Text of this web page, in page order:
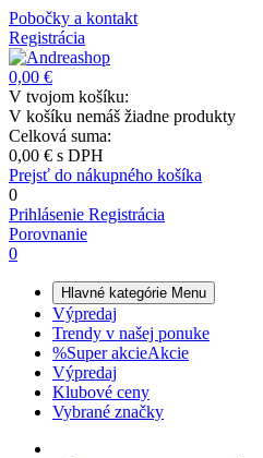
Pobočky a kontakt
Registrácia
0,00 €
V tvojom košíku:
V košíku nemáš žiadne produkty
Celková suma:
0,00 € s DPH
Prejsť do nákupného košíka
0
Prihlásenie Registrácia
Porovnanie
0
Hlavné kategórie Menu
Výpredaj
Trendy v našej ponuke
%Super akcieAkcie
Výpredaj
Klubové ceny
Vybrané značky